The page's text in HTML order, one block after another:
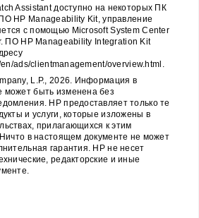
Assistant доступно на некоторых ПК
HP Manageability Kit, управление
с помощью Microsoft System Center
ПО HP Manageability Integration Kit
ads/clientmanagement/overview.html.
L.P., 2026. Информация в
может быть изменена без
HP предоставляет только те
и услуги, которые изложены в
прилагающихся к этим
в настоящем документе не может
гарантия. HP не несет
редакторские и иные